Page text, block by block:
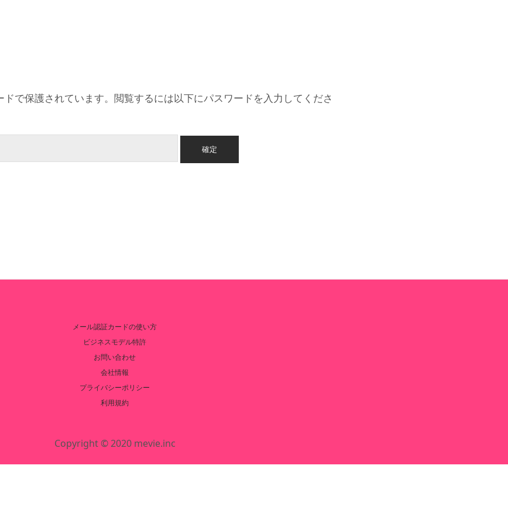
で保護されています。閲覧するには以下にパスワードを入力してくださ
メール認証カードの使い方
ビジネスモデル特許
お問い合わせ
会社情報
プライバシーポリシー
利用規約
Copyright © 2020 mevie.inc